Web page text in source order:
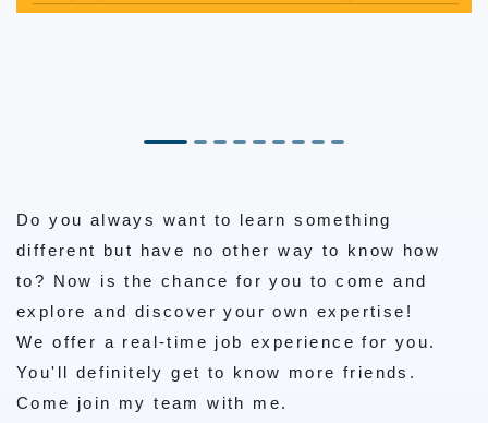
Do you always want to learn something
different but have no other way to know how
to? Now is the chance for you to come and
explore and discover your own expertise!
We offer a real-time job experience for you.
You'll definitely get to know more friends.
Come join my team with me.